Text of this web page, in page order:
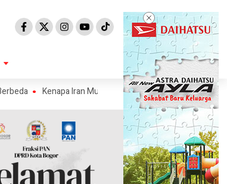
Kenapa Iran Mulai Serang Pusat Data AI Milik Amerika?